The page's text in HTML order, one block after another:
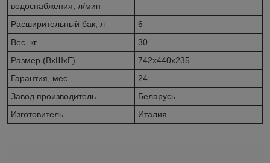
водоснабжения, л/мин
Расширительный бак, л
6
Вес, кг
30
Размер (ВхШхГ)
742х440х235
Гарантия, мес
24
Завод производитель
Беларусь
Изготовитель
Италия